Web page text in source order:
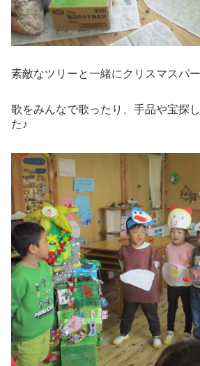
素敵なツリーと一緒にクリスマスパー
歌をみんなで歌ったり、手品や宝探
た♪